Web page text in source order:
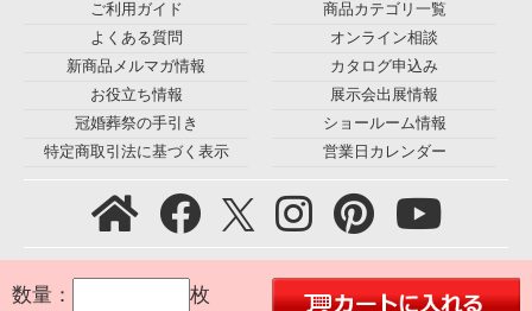
数量： 枚
ご利用ガイド
よくある質問
新商品メルマガ情報
お役立ち情報
冠婚葬祭の手引き
特定商取引法に基づく表示
商品カテゴリ一覧
オンライン相談
カタログ申込み
展示会出展情報
ショールーム情報
営業日カレンダー
お問合せ
採用情報｜